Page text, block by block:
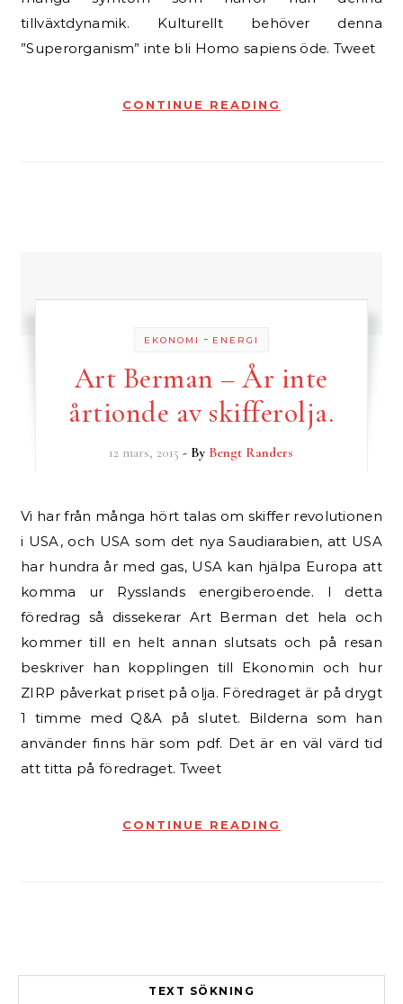
tillväxtdynamik. Kulturellt behöver denna
”Superorganism” inte bli Homo sapiens öde. Tweet
CONTINUE READING
EKONOMI - ENERGI
Art Berman – År inte
årtionde av skifferolja.
12 mars, 2015 - By Bengt Randers
Vi har från många hört talas om skiffer revolutionen
i USA, och USA som det nya Saudiarabien, att USA
har hundra år med gas, USA kan hjälpa Europa att
komma ur Rysslands energiberoende. I detta
föredrag så dissekerar Art Berman det hela och
kommer till en helt annan slutsats och på resan
beskriver han kopplingen till Ekonomin och hur
ZIRP påverkat priset på olja. Föredraget är på drygt
1 timme med Q&A på slutet. Bilderna som han
använder finns här som pdf. Det är en väl värd tid
att titta på föredraget. Tweet
CONTINUE READING
TEXT SÖKNING